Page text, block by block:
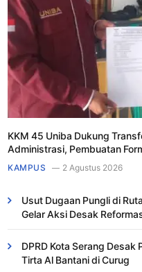
KKM 45 Uniba Dukung
Administrasi, Pembuatan
KAMPUS 2 Agustus 2026
Usut Dugaan Pungli di
Gelar Aksi Desak
DPRD Kota Serang
Tirta Al Bantani di Curug